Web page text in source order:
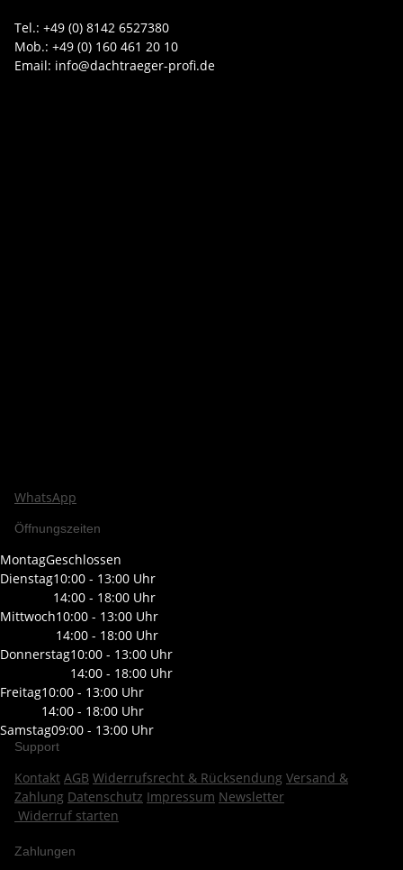
Tel.: +49 (0) 8142 6527380
Mob.: +49 (0) 160 461 20 10
Email: info@dachtraeger-profi.de
WhatsApp
Öffnungszeiten
MontagGeschlossen
Dienstag10:00 - 13:00 Uhr
14:00 - 18:00 Uhr
Mittwoch10:00 - 13:00 Uhr
14:00 - 18:00 Uhr
Donnerstag10:00 - 13:00 Uhr
14:00 - 18:00 Uhr
Freitag10:00 - 13:00 Uhr
14:00 - 18:00 Uhr
Samstag09:00 - 13:00 Uhr
Support
Kontakt AGB Widerrufsrecht & Rücksendung Versand &
Zahlung Datenschutz Impressum Newsletter
Widerruf starten
Zahlungen